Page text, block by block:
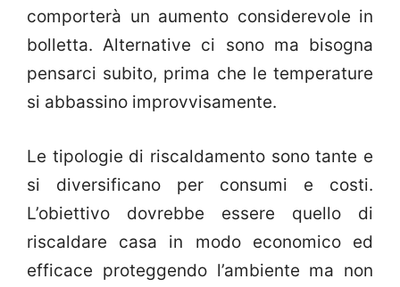
comporterà un aumento considerevole in
bolletta. Alternative ci sono ma bisogna
pensarci subito, prima che le temperature
si abbassino improvvisamente.
Le tipologie di riscaldamento sono tante e
si diversificano per consumi e costi.
L’obiettivo dovrebbe essere quello di
riscaldare casa in modo economico ed
efficace proteggendo l’ambiente ma non